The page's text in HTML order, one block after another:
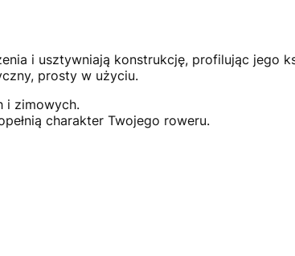
i usztywniają konstrukcję, profilując jego
prosty w użyciu.
i zimowych.
charakter Twojego roweru.